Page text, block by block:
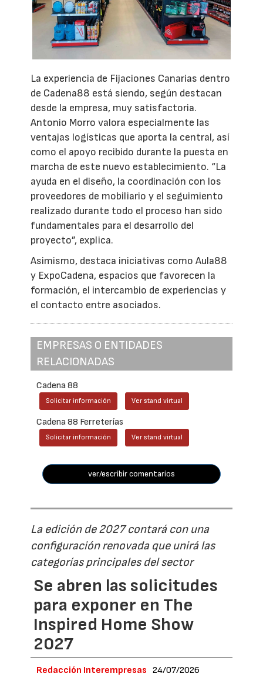
La experiencia de Fijaciones Canarias dentro
de Cadena88 está siendo, según destacan
desde la empresa, muy satisfactoria.
Antonio Morro valora especialmente las
ventajas logísticas que aporta la central, así
como el apoyo recibido durante la puesta en
marcha de este nuevo establecimiento. “La
ayuda en el diseño, la coordinación con los
proveedores de mobiliario y el seguimiento
realizado durante todo el proceso han sido
fundamentales para el desarrollo del
proyecto”, explica.
Asimismo, destaca iniciativas como Aula88
y ExpoCadena, espacios que favorecen la
formación, el intercambio de experiencias y
el contacto entre asociados.
EMPRESAS O ENTIDADES
RELACIONADAS
Cadena 88
Solicitar información Ver stand virtual
Cadena 88 Ferreterías
Solicitar información Ver stand virtual
ver/escribir comentarios
La edición de 2027 contará con una
configuración renovada que unirá las
categorías principales del sector
Se abren las solicitudes
para exponer en The
Inspired Home Show
2027
Redacción Interempresas 24/07/2026